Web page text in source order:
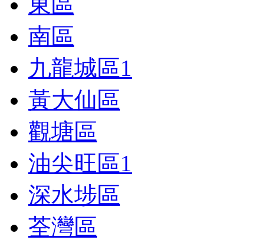
南區
九龍城區1
黃大仙區
觀塘區
油尖旺區1
深水埗區
荃灣區